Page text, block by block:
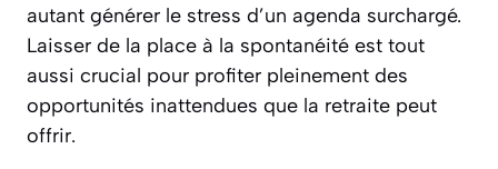
autant générer le stress d’un agenda surchargé.
Laisser de la place à la spontanéité est tout
aussi crucial pour profiter pleinement des
opportunités inattendues que la retraite peut
offrir.